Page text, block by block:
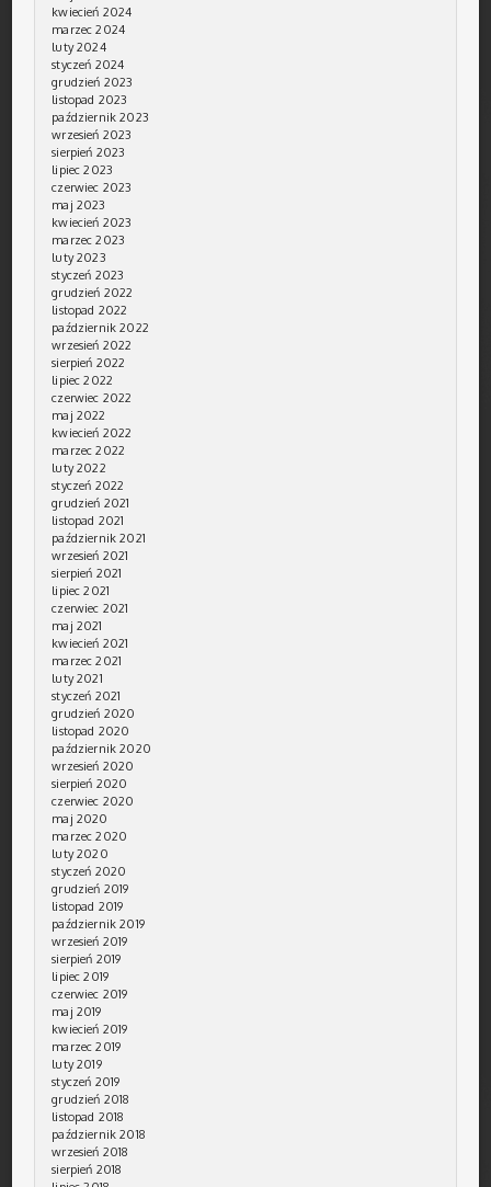
kwiecień 2024
marzec 2024
luty 2024
styczeń 2024
grudzień 2023
listopad 2023
październik 2023
wrzesień 2023
sierpień 2023
lipiec 2023
czerwiec 2023
maj 2023
kwiecień 2023
marzec 2023
luty 2023
styczeń 2023
grudzień 2022
listopad 2022
październik 2022
wrzesień 2022
sierpień 2022
lipiec 2022
czerwiec 2022
maj 2022
kwiecień 2022
marzec 2022
luty 2022
styczeń 2022
grudzień 2021
listopad 2021
październik 2021
wrzesień 2021
sierpień 2021
lipiec 2021
czerwiec 2021
maj 2021
kwiecień 2021
marzec 2021
luty 2021
styczeń 2021
grudzień 2020
listopad 2020
październik 2020
wrzesień 2020
sierpień 2020
czerwiec 2020
maj 2020
marzec 2020
luty 2020
styczeń 2020
grudzień 2019
listopad 2019
październik 2019
wrzesień 2019
sierpień 2019
lipiec 2019
czerwiec 2019
maj 2019
kwiecień 2019
marzec 2019
luty 2019
styczeń 2019
grudzień 2018
listopad 2018
październik 2018
wrzesień 2018
sierpień 2018